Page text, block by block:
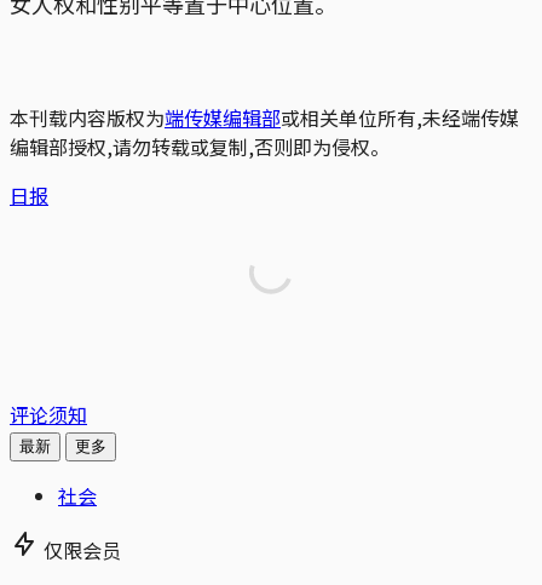
本刊载内容版权为端传媒编辑部或相关单位所有,未经端传媒
编辑部授权,请勿转载或复制,否则即为侵权。
日报
评论须知
最新 更多
社会
仅限会员